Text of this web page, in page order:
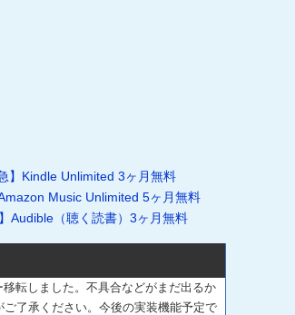
急】Kindle Unlimited 3ヶ月無料
Amazon Music Unlimited 5ヶ月無料
】Audible（聴く読書）3ヶ月無料
転しました。不具合などがまだ出るか
ご了承ください。今後の実装機能予定で